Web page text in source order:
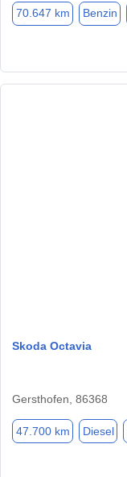
70.647 km Benzin
Skoda Octavia
Gersthofen, 86368
47.700 km Diesel